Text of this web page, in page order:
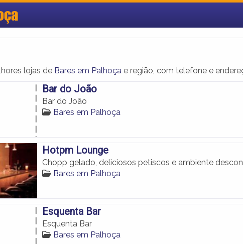
lojas de Bares em Palhoça e região, com telefone e
Bar do João
Bar do João
Bares em Palhoça
Hotpm Lounge
Chopp gelado, deliciosos petiscos e ambiente
Bares em Palhoça
Esquenta Bar
Esquenta Bar
Bares em Palhoça